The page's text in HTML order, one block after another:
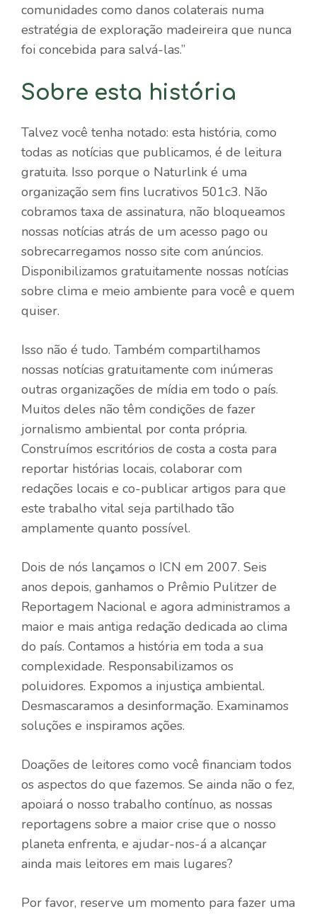
comunidades como danos colaterais numa
estratégia de exploração madeireira que nunca
foi concebida para salvá-las.”
Sobre esta história
Talvez você tenha notado: esta história, como
todas as notícias que publicamos, é de leitura
gratuita. Isso porque o Naturlink é uma
organização sem fins lucrativos 501c3. Não
cobramos taxa de assinatura, não bloqueamos
nossas notícias atrás de um acesso pago ou
sobrecarregamos nosso site com anúncios.
Disponibilizamos gratuitamente nossas notícias
sobre clima e meio ambiente para você e quem
quiser.
Isso não é tudo. Também compartilhamos
nossas notícias gratuitamente com inúmeras
outras organizações de mídia em todo o país.
Muitos deles não têm condições de fazer
jornalismo ambiental por conta própria.
Construímos escritórios de costa a costa para
reportar histórias locais, colaborar com
redações locais e co-publicar artigos para que
este trabalho vital seja partilhado tão
amplamente quanto possível.
Dois de nós lançamos o ICN em 2007. Seis
anos depois, ganhamos o Prêmio Pulitzer de
Reportagem Nacional e agora administramos a
maior e mais antiga redação dedicada ao clima
do país. Contamos a história em toda a sua
complexidade. Responsabilizamos os
poluidores. Expomos a injustiça ambiental.
Desmascaramos a desinformação. Examinamos
soluções e inspiramos ações.
Doações de leitores como você financiam todos
os aspectos do que fazemos. Se ainda não o fez,
apoiará o nosso trabalho contínuo, as nossas
reportagens sobre a maior crise que o nosso
planeta enfrenta, e ajudar-nos-á a alcançar
ainda mais leitores em mais lugares?
Por favor, reserve um momento para fazer uma